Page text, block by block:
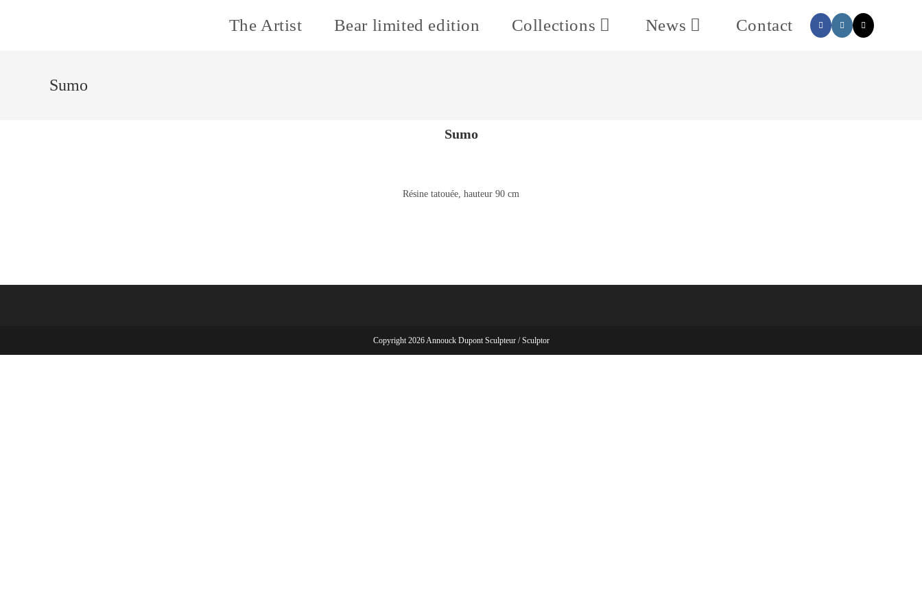
The Artist Bear limited edition Collections News Contact
Sumo
Sumo
Résine tatouée, hauteur 90 cm
Copyright 2026 Annouck Dupont Sculpteur / Sculptor